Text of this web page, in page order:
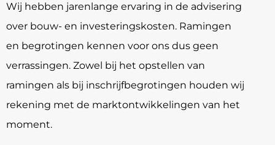
Wij hebben jarenlange ervaring in de advisering
over bouw- en investeringskosten. Ramingen
en begrotingen kennen voor ons dus geen
verrassingen. Zowel bij het opstellen van
ramingen als bij inschrijfbegrotingen houden wij
rekening met de marktontwikkelingen van het
moment.